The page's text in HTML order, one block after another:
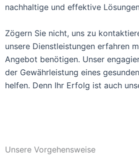
nachhaltige und effektive
Zögern Sie nicht, uns zu
unsere Dienstleistungen erfahren
Angebot benötigen. Unser
der Gewährleistung eines
helfen. Denn Ihr Erfolg ist auch
Unsere Vorgehensweise